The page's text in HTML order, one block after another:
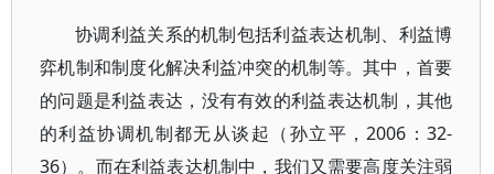
协调利益关系的机制包括利益表达机制、利益博
弈机制和制度化解决利益冲突的机制等。其中，首要
的问题是利益表达，没有有效的利益表达机制，其他
的利益协调机制都无从谈起（孙立平，2006：32-
36）。而在利益表达机制中，我们又需要高度关注弱